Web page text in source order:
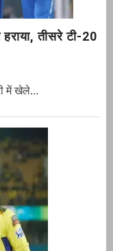
तीसरे टी-20
में खेले...